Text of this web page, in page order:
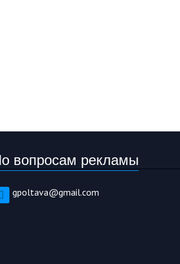
вопросам рекламы
gpoltava@gmail.com